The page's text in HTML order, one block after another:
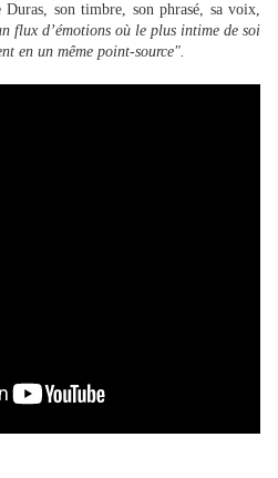
son timbre, son phrasé, sa voix,
flux d’émotions où le plus intime de soi
en un même point-source".